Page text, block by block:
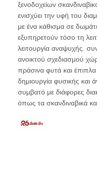
ξενοδοχείων
ενισχύει την υφή του
με ένα κάθισμα σε
εξυπηρετούν τόσο τη
λειτουργία αναψυχής.
ανοικτού σχεδιασμού
πράσινα φυτά και
δημιουργία φυσικής και
συμβατό με διάφορες
όπως τα σκανδιναβικά